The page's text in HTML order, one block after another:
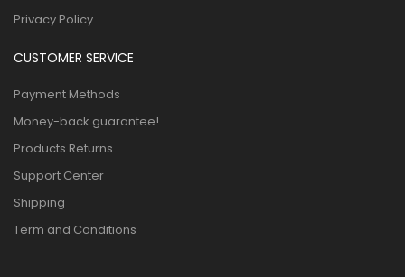
Privacy Policy
CUSTOMER SERVICE
Payment Methods
Money-back guarantee!
Products Returns
Support Center
Shipping
Term and Conditions